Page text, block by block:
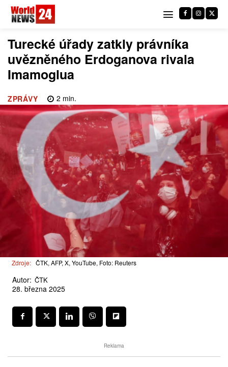
Turecké úřady zatkly právníka
uvězněného Erdoganova rivala
Imamoglua
ZPRÁVY 2 min.
Zdroje: ČTK, AFP, X, YouTube, Foto: Reuters
Autor: ČTK
28. března 2025
Reklama